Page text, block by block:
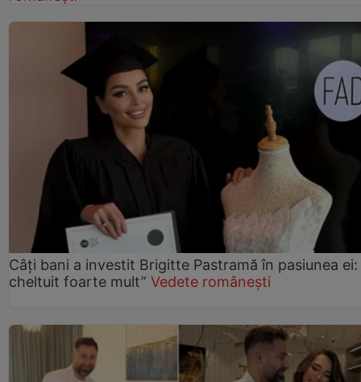
Câți bani a investit Brigitte Pastramă în pasiunea ei:
cheltuit foarte mult” Vedete românești